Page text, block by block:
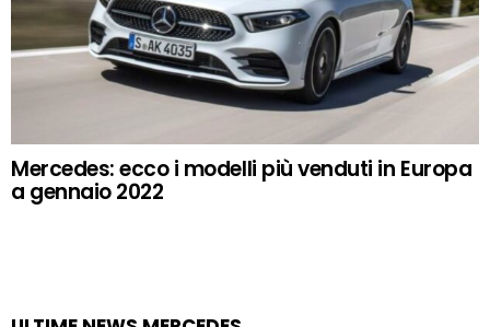
Mercedes: ecco i modelli più venduti in Europa
a gennaio 2022